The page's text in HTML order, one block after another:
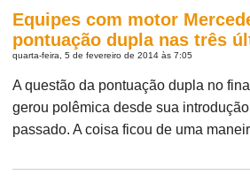
Equipes com motor
pontuação dupla nas três
quarta-feira, 5 de fevereiro de 2014 às 7:05
A questão da pontuação dupla no
gerou polêmica desde sua
passado. A coisa ficou de uma